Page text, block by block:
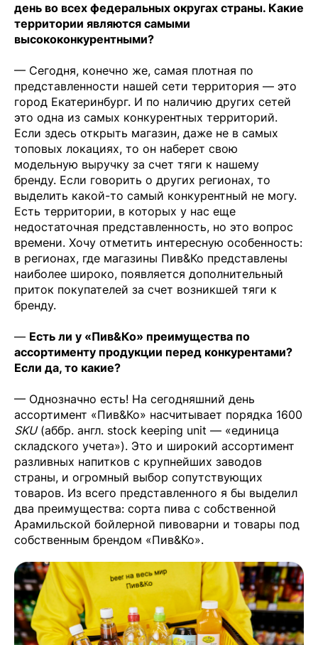
день во всех федеральных округах страны. Какие
территории являются самыми
высококонкурентными?
— Сегодня, конечно же, самая плотная по
представленности нашей сети территория — это
город Екатеринбург. И по наличию других сетей
это одна из самых конкурентных территорий.
Если здесь открыть магазин, даже не в самых
топовых локациях, то он наберет свою
модельную выручку за счет тяги к нашему
бренду. Если говорить о других регионах, то
выделить какой-то самый конкурентный не могу.
Есть территории, в которых у нас еще
недостаточная представленность, но это вопрос
времени. Хочу отметить интересную особенность:
в регионах, где магазины Пив&Ко представлены
наиболее широко, появляется дополнительный
приток покупателей за счет возникшей тяги к
бренду.
— Есть ли у «Пив&Ко» преимущества по
ассортименту продукции перед конкурентами?
Если да, то какие?
— Однозначно есть! На сегодняшний день
ассортимент «Пив&Ко» насчитывает порядка 1600
SKU(аббр. англ. stock keeping unit — «единица
складского учета»). Это и широкий ассортимент
разливных напитков с крупнейших заводов
страны, и огромный выбор сопутствующих
товаров. Из всего представленного я бы выделил
два преимущества: сорта пива с собственной
Арамильской бойлерной пивоварни и товары под
собственным брендом «Пив&Ко».